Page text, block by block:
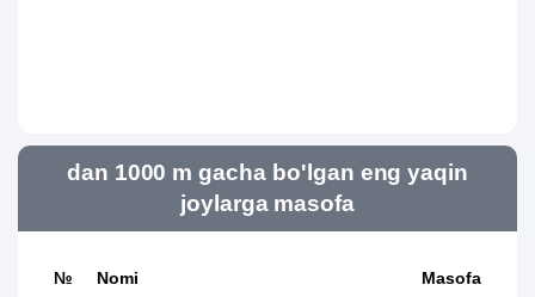
dan 1000 m gacha bo'lgan eng yaqin
joylarga masofa
№ Nomi Masofa